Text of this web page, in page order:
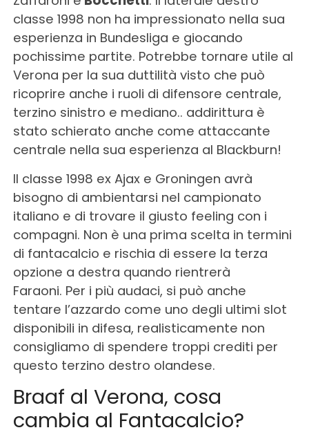
classe 1998 non ha impressionato nella sua
esperienza in Bundesliga e giocando
pochissime partite. Potrebbe tornare utile al
Verona per la sua duttilità visto che può
ricoprire anche i ruoli di difensore centrale,
terzino sinistro e mediano.. addirittura è
stato schierato anche come attaccante
centrale nella sua esperienza al Blackburn!
Il classe 1998 ex Ajax e Groningen avrà
bisogno di ambientarsi nel campionato
italiano e di trovare il giusto feeling con i
compagni. Non è una prima scelta in termini
di fantacalcio e rischia di essere la terza
opzione a destra quando rientrerà
Faraoni. Per i più audaci, si può anche
tentare l’azzardo come uno degli ultimi slot
disponibili in difesa, realisticamente non
consigliamo di spendere troppi crediti per
questo terzino destro olandese.
Braaf al Verona, cosa
cambia al Fantacalcio?